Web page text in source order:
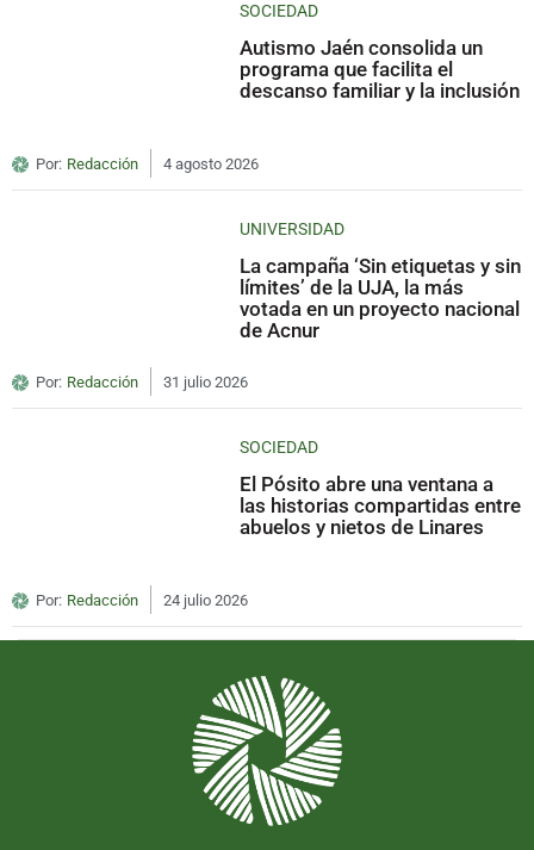
SOCIEDAD
Autismo Jaén consolida un
programa que facilita el
descanso familiar y la inclusión
Por: Redacción 4 agosto 2026
UNIVERSIDAD
La campaña ‘Sin etiquetas y sin
límites’ de la UJA, la más
votada en un proyecto nacional
de Acnur
Por: Redacción 31 julio 2026
SOCIEDAD
El Pósito abre una ventana a
las historias compartidas entre
abuelos y nietos de Linares
Por: Redacción 24 julio 2026